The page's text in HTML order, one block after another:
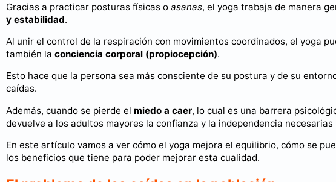
Gracias a practicar posturas físicas o asanas, el yoga trabaja de manera
y estabilidad.
Al unir el control de la respiración con movimientos coordinados, el yoga
también la conciencia corporal (propiocepción).
Esto hace que la persona sea más consciente de su postura y de su
caídas.
Además, cuando se pierde el miedo a caer, lo cual es una barrera
devuelve a los adultos mayores la confianza y la independencia
En este artículo vamos a ver cómo el yoga mejora el equilibrio, cómo se
los beneficios que tiene para poder mejorar esta cualidad.